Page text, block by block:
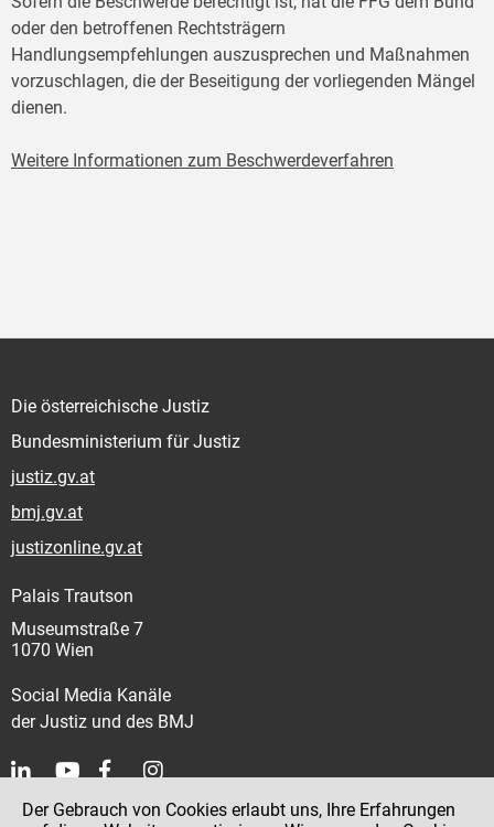
oder den betroffenen Rechtsträgern
Handlungsempfehlungen auszusprechen und Maßnahmen
vorzuschlagen, die der Beseitigung der vorliegenden Mängel
dienen.
Weitere Informationen zum Beschwerdeverfahren
Die österreichische Justiz
Bundesministerium für Justiz
justiz.gv.at
bmj.gv.at
justizonline.gv.at
Palais Trautson
Museumstraße 7
1070 Wien
Social Media Kanäle
der Justiz und des BMJ
Kontakt
Der Gebrauch von Cookies erlaubt uns, Ihre Erfahrungen